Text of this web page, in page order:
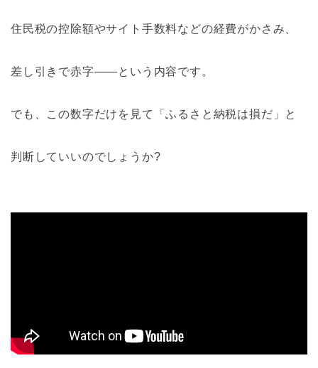
住民税の控除額やサイト手数料などの経費がかさみ、
差し引きで赤字――という内容です。
でも、この数字だけを見て「ふるさと納税は損だ」と
判断していいのでしょうか?